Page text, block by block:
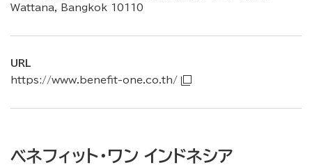
Wattana, Bangkok 10110
URL
https://www.benefit-one.co.th/
ベネフィット・ワン インドネシア